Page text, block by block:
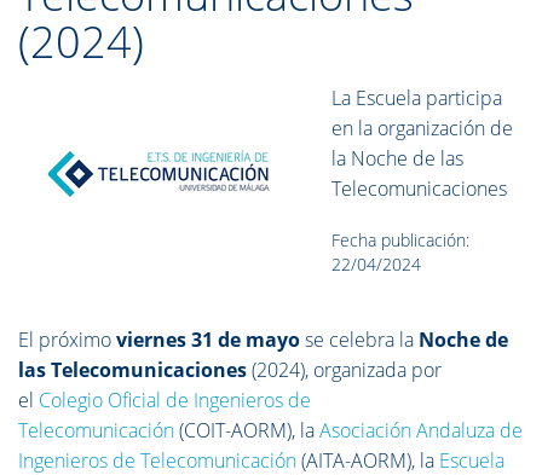
(2024)
La Escuela participa
en la organización de
la Noche de las
Telecomunicaciones
Fecha publicación:
22/04/2024
El próximoviernes 31 de mayose celebra la Noche de
las Telecomunicaciones(2024), organizada por
el Colegio Oficial de Ingenieros de
Telecomunicación(COIT-AORM), laAsociación Andaluza de
Ingenieros de Telecomunicación(AITA-AORM), la Escuela